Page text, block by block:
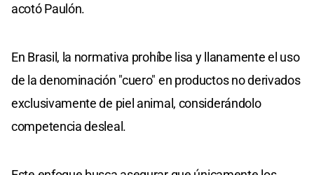
acotó Paulón.
En Brasil, la normativa prohíbe lisa y llanamente el uso
de la denominación "cuero" en productos no derivados
exclusivamente de piel animal, considerándolo
competencia desleal.